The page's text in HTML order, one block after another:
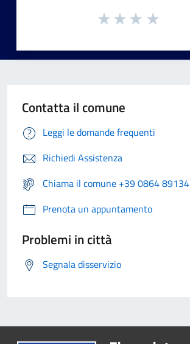
Contatta il comune
Leggi le domande frequenti
Richiedi Assistenza
Chiama il comune +39 0864 89134
Prenota un appuntamento
Problemi in città
Segnala disservizio